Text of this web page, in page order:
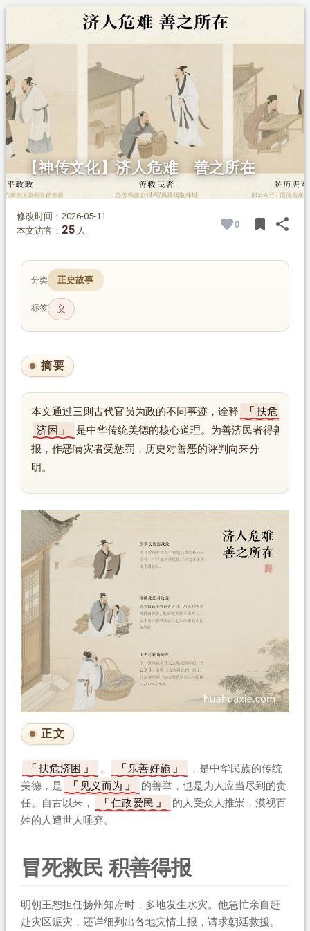
冒死救民 积善得报
瞒报灾情 不仁遭贬
虐民欺上 自取其辱
【神传文化】济人危难 善之所在
修改时间：2026-05-11
本文访客： 25 人
0 bookmark share
分类 正史故事
标签 义
摘要
本文通过三则古代官员为政的不同事迹，诠释
扶危
济困
是中华传统美德的核心道理。为善济民者得善
报，作恶瞒灾者受惩罚，历史对善恶的评判向来分
明。
正文
扶危济困 乐善好施
，是中华民族的传统
美德，是
见义而为
的善举，也是为人应当尽到的责
任。自古以来，
仁政爱民
的人受众人推崇，漠视百
姓的人遭世人唾弃。
冒死救民 积善得报
明朝王恕担任扬州知府时，多地发生水灾。他急忙亲自赶
赴灾区赈灾，还详细列出各地灾情上报，请求朝廷救援。